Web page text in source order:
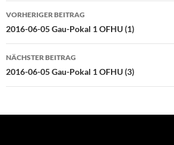
Beitragsnavigation
VORHERIGER BEITRAG
2016-06-05 Gau-Pokal 1 OFHU (1)
NÄCHSTER BEITRAG
2016-06-05 Gau-Pokal 1 OFHU (3)